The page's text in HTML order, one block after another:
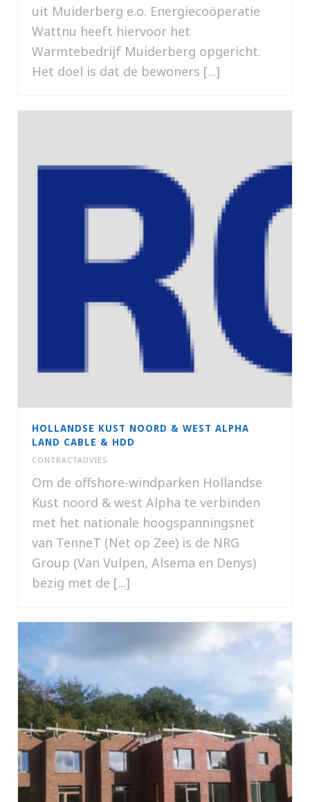
uit Muiderberg e.o. Energiecoöperatie
Wattnu heeft hiervoor het
Warmtebedrijf Muiderberg opgericht.
Het doel is dat de bewoners [...]
HOLLANDSE KUST NOORD & WEST ALPHA
LAND CABLE & HDD
CONTRACTADVIES
Om de offshore-windparken Hollandse
Kust noord & west Alpha te verbinden
met het nationale hoogspanningsnet
van TenneT (Net op Zee) is de NRG
Group (Van Vulpen, Alsema en Denys)
bezig met de [...]